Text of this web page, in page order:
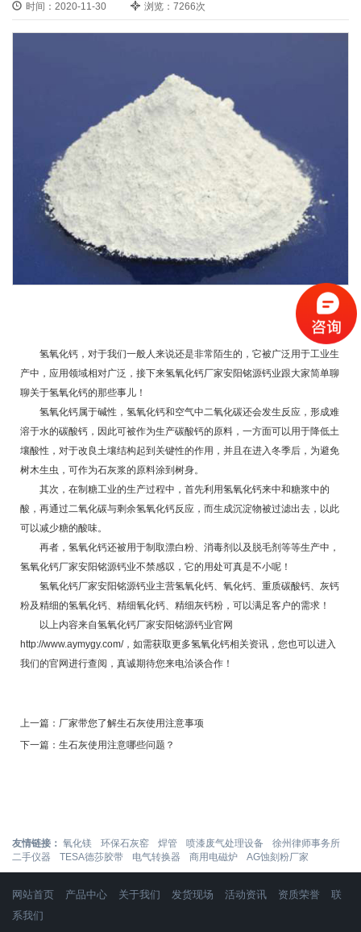
时间：2020-11-30 浏览：7266次
氢氧化钙，对于我们一般人来说还是非常陌生的，它被广泛用于工业生
产中，应用领域相对广泛，接下来氢氧化钙厂家安阳铭源钙业跟大家简单聊
聊关于氢氧化钙的那些事儿！
氢氧化钙属于碱性，氢氧化钙和空气中二氧化碳还会发生反应，形成难
溶于水的碳酸钙，因此可被作为生产碳酸钙的原料，一方面可以用于降低土
壤酸性，对于改良土壤结构起到关键性的作用，并且在进入冬季后，为避免
树木生虫，可作为石灰浆的原料涂到树身。
其次，在制糖工业的生产过程中，首先利用氢氧化钙来中和糖浆中的
酸，再通过二氧化碳与剩余氢氧化钙反应，而生成沉淀物被过滤出去，以此
可以减少糖的酸味。
再者，氢氧化钙还被用于制取漂白粉、消毒剂以及脱毛剂等等生产中，
氢氧化钙厂家安阳铭源钙业不禁感叹，它的用处可真是不小呢！
氢氧化钙厂家安阳铭源钙业主营氢氧化钙、氧化钙、重质碳酸钙、灰钙
粉及精细的氢氧化钙、精细氧化钙、精细灰钙粉，可以满足客户的需求！
以上内容来自氢氧化钙厂家安阳铭源钙业官网
http://www.aymygy.com/，如需获取更多氢氧化钙相关资讯，您也可以进入
我们的官网进行查阅，真诚期待您来电洽谈合作！
上一篇： 厂家带您了解生石灰使用注意事项
下一篇： 生石灰使用注意哪些问题？
友情链接： 氧化镁 环保石灰窑 焊管 喷漆废气处理设备
徐州律师事务所
二手仪器
TESA德莎胶带 电气转换器 商用电磁炉 AG蚀刻粉厂家
网站首页 产品中心 关于我们 发货现场 活动资讯 资质荣誉
联
系我们